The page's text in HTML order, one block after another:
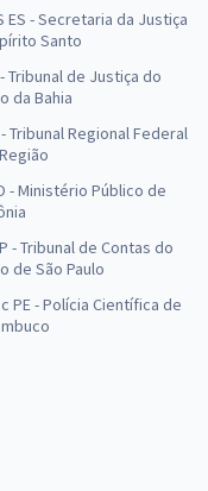
ES - Secretaria da Justiça
Santo
- Tribunal de Justiça do
da Bahia
- Tribunal Regional Federal
- Ministério Público de
- Tribunal de Contas do
de São Paulo
PE - Polícia Científica de